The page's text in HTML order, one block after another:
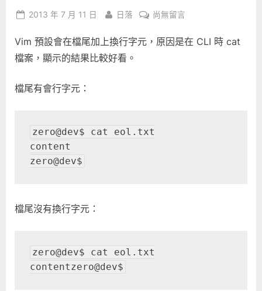
Posted
2013 年 7 月 11 日 By
日落
在
New
Vim〉
尚無留言
Vim 預設會在檔尾加上換行字元，原因是在 CLI 時 cat
檔案，顯示的結果比較好看。
檔尾有會行字元：
zero@dev$ cat eol.txt
content
zero@dev$
檔尾沒有換行字元：
zero@dev$ cat eol.txt
contentzero@dev$